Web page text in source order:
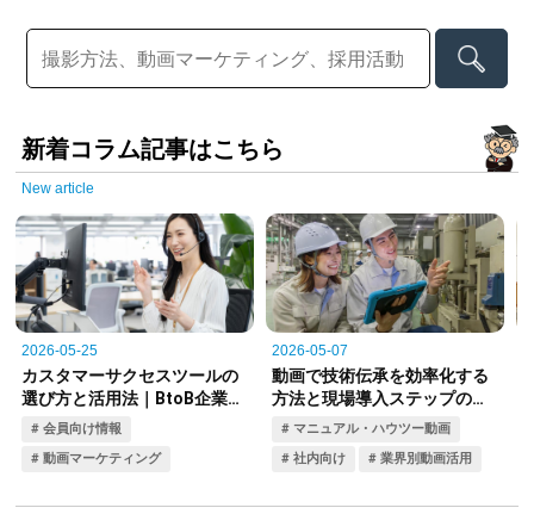
新着コラム記事はこちら
New article